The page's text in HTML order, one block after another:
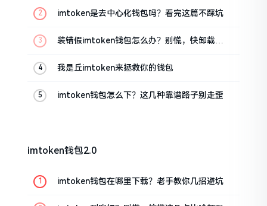
imtoken是去中心化钱包吗？看完这篇不踩坑
装错假imtoken钱包怎么办？别慌，快卸载，
我是丘imtoken来拯救你的钱包
imtoken钱包怎么下？这几种靠谱路子别走歪
imtoken钱包2.0
imtoken钱包在哪里下载？老手教你几招避坑